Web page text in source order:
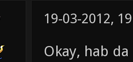
19-03-2012,
Okay, hab